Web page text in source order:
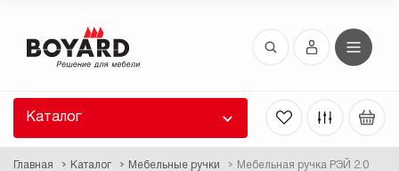
Каталог
Главная Каталог Мебельные ручки Мебельная ручка РЭЙ 2.0
Восстановление пароля
высланы вам по E-Mail.
ссылку для восстановления